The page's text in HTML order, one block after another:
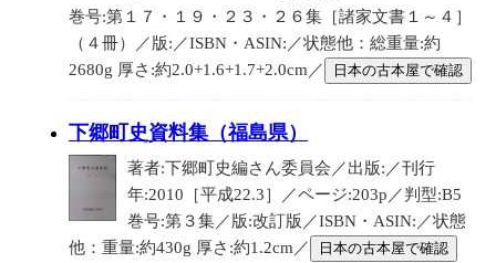
巻号:第１７・１９・２３・２６集［諸家文書１～４］
（４冊）／版:／ISBN・ASIN:／状態他：総重量:約
2680g 厚さ:約2.0+1.6+1.7+2.0cm／
日本の古本屋で確認
下郷町史資料集（福島県）
著者:下郷町史編さん委員会／出版:／刊行
年:2010［平成22.3］／ページ:203p／判型:B5
巻号:第３集／版:改訂版／ISBN・ASIN:／状態
他：重量:約430g 厚さ:約1.2cm／
日本の古本屋で確認